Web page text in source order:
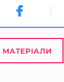
МАТЕРІАЛИ